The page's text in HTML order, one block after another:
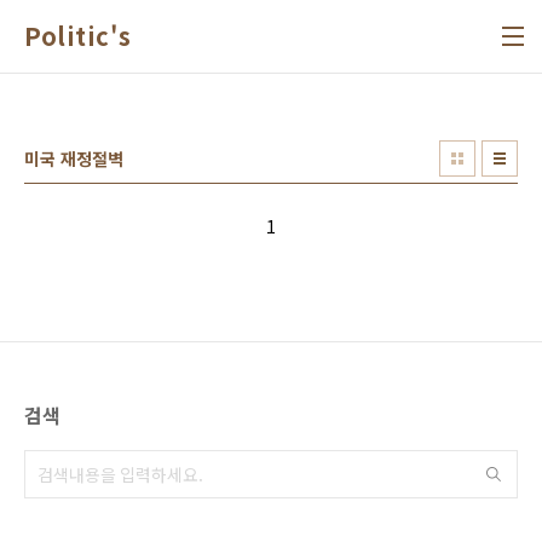
Politic's
미국 재정절벽
1
검색